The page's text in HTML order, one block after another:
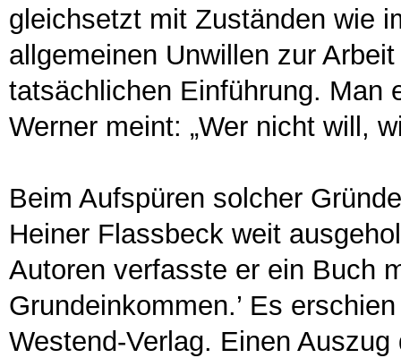
gleichsetzt mit Zuständen wie
allgemeinen Unwillen zur
tatsächlichen Einführung. Man
Werner meint: „Wer nicht will,
Beim Aufspüren solcher
Heiner Flassbeck weit
Autoren verfasste er ein Buch
Grundeinkommen.’ Es
Westend-Verlag. Einen